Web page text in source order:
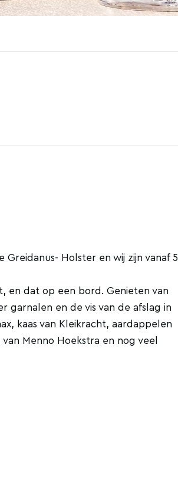
Greidanus- Holster en wij zijn vanaf 5
en dat op een bord. Genieten van
garnalen en de vis van de afslag in
kaas van Kleikracht, aardappelen
Menno Hoekstra en nog veel